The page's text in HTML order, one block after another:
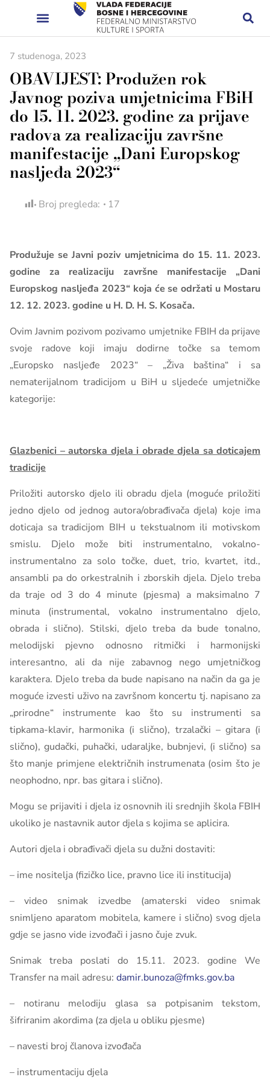
7 studenoga, 2023
OBAVIJEST: Produžen rok
Javnog poziva umjetnicima FBiH
do 15. 11. 2023. godine za prijave
radova za realizaciju završne
manifestacije „Dani Europskog
nasljeđa 2023“
Broj pregleda: 17
Produžuje se Javni poziv umjetnicima do 15. 11. 2023.
godine za realizaciju završne manifestacije „Dani
Europskog nasljeđa 2023“ koja će se održati u Mostaru
12. 12. 2023. godine u H. D. H. S. Kosača.
Ovim Javnim pozivom pozivamo umjetnike FBIH da prijave
svoje radove koji imaju dodirne točke sa temom
„Europsko nasljeđe 2023“ – „Živa baština“ i sa
nematerijalnom tradicijom u BiH u sljedeće umjetničke
kategorije:
Glazbenici – autorska djela i obrade djela sa doticajem
tradicije
Priložiti autorsko djelo ili obradu djela (moguće priložiti
jedno djelo od jednog autora/obrađivača djela) koje ima
doticaja sa tradicijom BIH u tekstualnom ili motivskom
smislu. Djelo može biti instrumentalno, vokalno-
instrumentalno za solo točke, duet, trio, kvartet, itd.,
ansambli pa do orkestralnih i zborskih djela. Djelo treba
da traje od 3 do 4 minute (pjesma) a maksimalno 7
minuta (instrumental, vokalno instrumentalno djelo,
obrada i slično). Stilski, djelo treba da bude tonalno,
melodijski pjevno odnosno ritmički i harmonijski
interesantno, ali da nije zabavnog nego umjetničkog
karaktera. Djelo treba da bude napisano na način da ga je
moguće izvesti uživo na završnom koncertu tj. napisano za
„prirodne“ instrumente kao što su instrumenti sa
tipkama-klavir, harmonika (i slično), trzalački – gitara (i
slično), gudački, puhački, udaraljke, bubnjevi, (i slično) sa
što manje primjene električnih instrumenata (osim što je
neophodno, npr. bas gitara i slično).
Mogu se prijaviti i djela iz osnovnih ili srednjih škola FBIH
ukoliko je nastavnik autor djela s kojima se aplicira.
Autori djela i obrađivači djela su dužni dostaviti:
– ime nositelja (fizičko lice, pravno lice ili institucija)
– video snimak izvedbe (amaterski video snimak
snimljeno aparatom mobitela, kamere i slično) svog djela
gdje se jasno vide izvođači i jasno čuje zvuk.
Snimak treba poslati do 15.11. 2023. godine We
Transfer na mail adresu: damir.bunoza@fmks.gov.ba
– notiranu melodiju glasa sa potpisanim tekstom,
šifriranim akordima (za djela u obliku pjesme)
– navesti broj članova izvođača
– instrumentaciju djela